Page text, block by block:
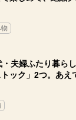
・夫婦ふたり暮ら
ック」2つ。あえ